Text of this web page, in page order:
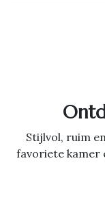
Stijlvol, ruim
favoriete kamer